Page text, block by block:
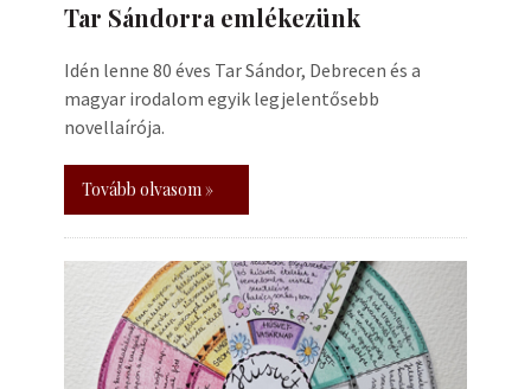
Tar Sándorra emlékezünk
Idén lenne 80 éves Tar Sándor, Debrecen és a
magyar irodalom egyik legjelentősebb
novellaírója.
Tovább olvasom »